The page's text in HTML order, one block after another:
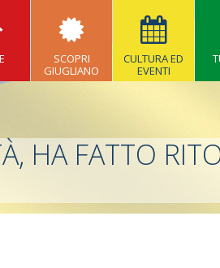
SCOPRI
GIUGLIANO
CULTURA ED
EVENTI
HA FATTO